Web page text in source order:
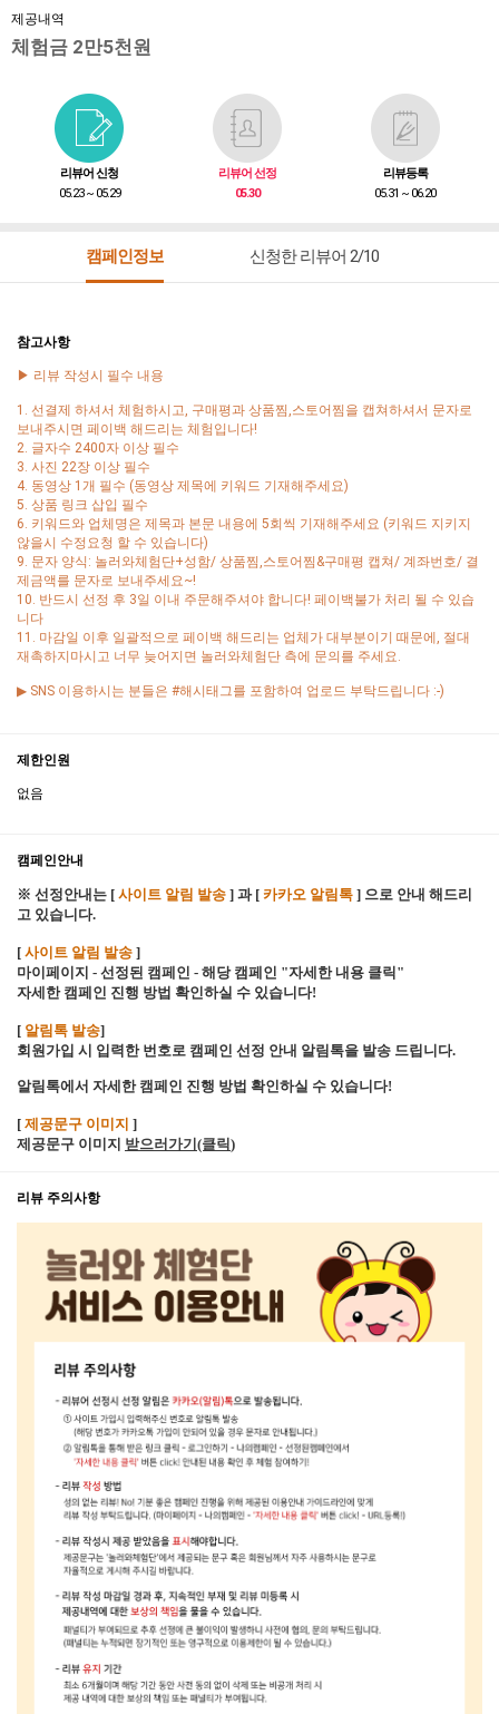
제공내역
체험금 2만5천원
리뷰어 신청
05.23 ~ 05.29
리뷰어 선정
05.30
리뷰등록
05.31 ~ 06.20
캠페인정보 신청한 리뷰어 2/10
참고사항
▶ 리뷰 작성시 필수 내용
1. 선결제 하셔서 체험하시고, 구매평과 상품찜,스토어찜을 캡쳐하셔서 문자로
보내주시면 페이백 해드리는 체험입니다!
2. 글자수 2400자 이상 필수
3. 사진 22장 이상 필수
4. 동영상 1개 필수 (동영상 제목에 키워드 기재해주세요)
5. 상품 링크 삽입 필수
6. 키워드와 업체명은 제목과 본문 내용에 5회씩 기재해주세요 (키워드 지키지
않을시 수정요청 할 수 있습니다)
9. 문자 양식: 놀러와체험단+성함/ 상품찜,스토어찜&구매평 캡쳐/ 계좌번호/ 결
제금액를 문자로 보내주세요~!
10. 반드시 선정 후 3일 이내 주문해주셔야 합니다! 페이백불가 처리 될 수 있습
니다
11. 마감일 이후 일괄적으로 페이백 해드리는 업체가 대부분이기 때문에, 절대
재촉하지마시고 너무 늦어지면 놀러와체험단 측에 문의를 주세요.
▶ SNS 이용하시는 분들은 #해시태그를 포함하여 업로드 부탁드립니다 :-)
제한인원
없음
캠페인안내
※ 선정안내는 [ 사이트 알림 발송 ] 과 [ 카카오 알림톡 ] 으로 안내 해드리
고 있습니다.
[ 사이트 알림 발송 ]
마이페이지 - 선정된 캠페인 - 해당 캠페인 "자세한 내용 클릭"
자세한 캠페인 진행 방법 확인하실 수 있습니다!
[ 알림톡 발송]
회원가입 시 입력한 번호로 캠페인 선정 안내 알림톡을 발송 드립니다.
알림톡에서 자세한 캠페인 진행 방법 확인하실 수 있습니다!
[ 제공문구 이미지 ]
제공문구 이미지 받으러가기(클릭)
리뷰 주의사항